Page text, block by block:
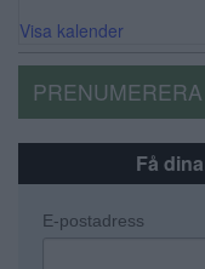
Visa kalender
PRENUMERERA
Få
E-postadress